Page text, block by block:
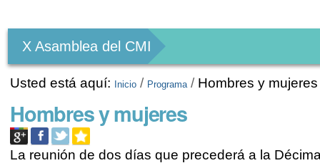
Personales
X Asamblea del CMI
Usted está aquí: Inicio / Programa / Hombres y mujeres
Hombres y mujeres
La reunión de dos días que precederá a la